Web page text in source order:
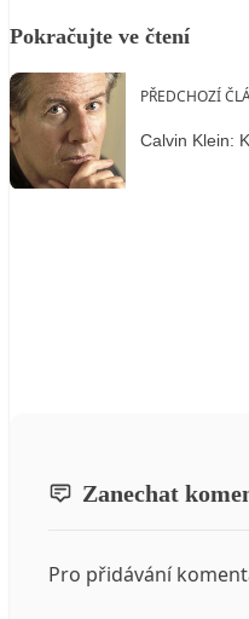
Pokračujte ve čtení
PŘEDCHOZÍ
Calvin Klein:
Zanechat
Pro přidávání